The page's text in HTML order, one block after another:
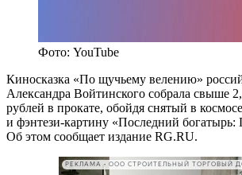
Фото: YouTube
Киносказка «По щучьему велению»
Александра Войтинского собрала свыше
рублей в прокате, обойдя снятый в
и фэнтези-картину «Последний
Об этом сообщает издание RG.RU.